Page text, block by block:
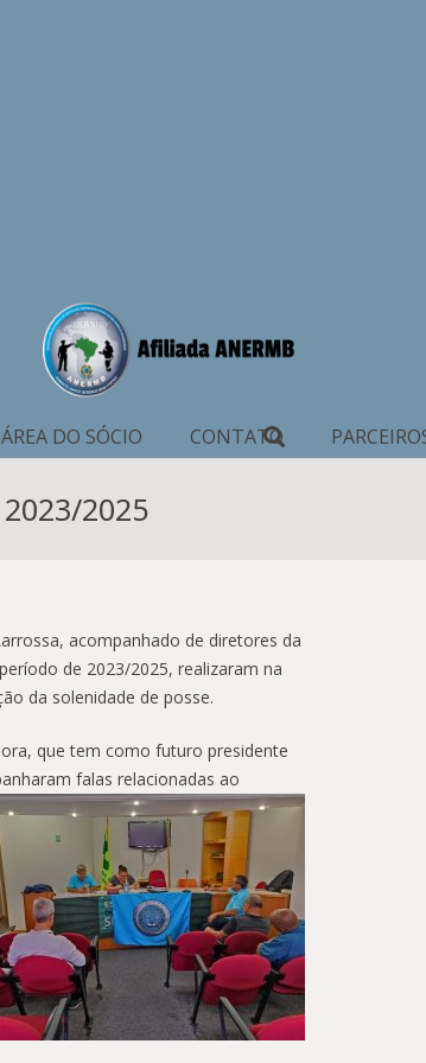
ÁREA DO SÓCIO CONTATO
2025
acompanhado de diretores da
de 2023/2025, realizaram na
da solenidade de posse.
que tem como futuro presidente
falas relacionadas ao